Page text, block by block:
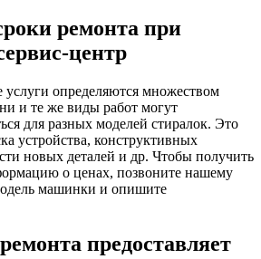
ремонта при
центр
определяются множеством
и те же виды работ могут
для разных моделей стиралок. Это
устройства, конструктивных
новых деталей и др. Чтобы получить
о ценах, позвоните нашему
машинки и опишите
предоставляет